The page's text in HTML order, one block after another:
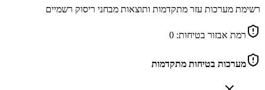
רשימת מערכות עזר מתקדמות ותוצאות מבחני ריסוק רשמיים
רמת אבזור בטיחות: 0
מערכות בטיחות מתקדמות